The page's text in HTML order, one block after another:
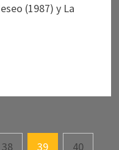
(1987) y La
38 39 40